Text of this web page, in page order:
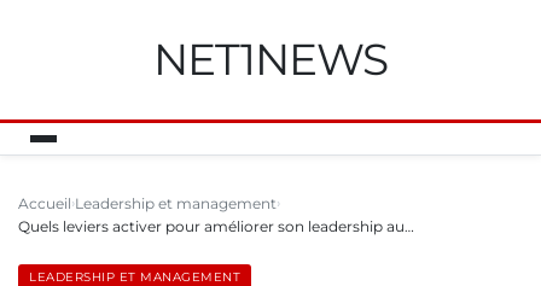
NET1NEWS
Accueil Leadership et management
Quels leviers activer pour améliorer son leadership au…
LEADERSHIP ET MANAGEMENT